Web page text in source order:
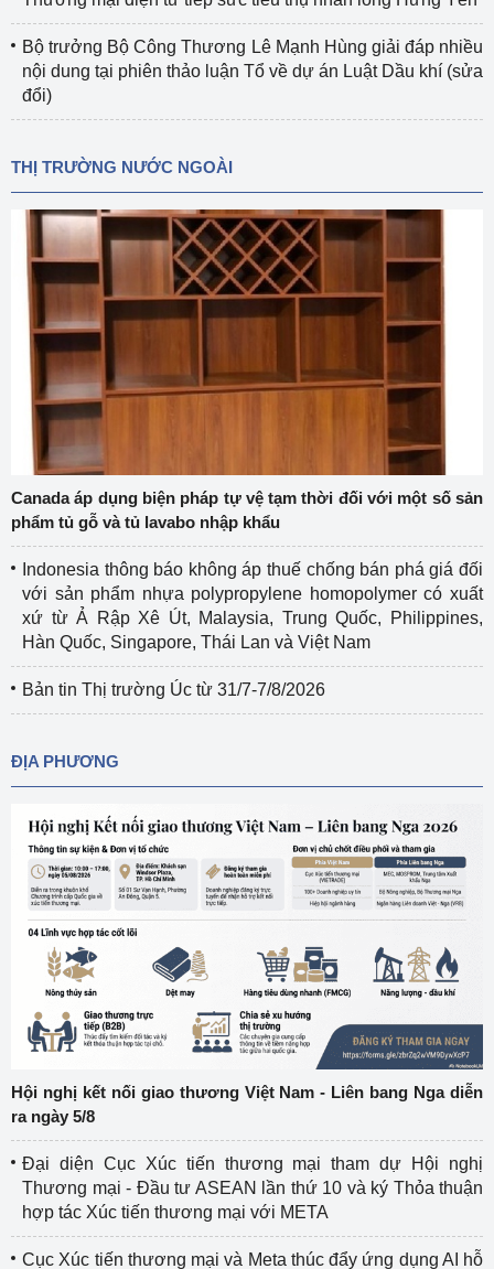
Bộ trưởng Bộ Công Thương Lê Mạnh Hùng giải đáp nhiều
nội dung tại phiên thảo luận Tổ về dự án Luật Dầu khí (sửa
đổi)
THỊ TRƯỜNG NƯỚC NGOÀI
Canada áp dụng biện pháp tự vệ tạm thời đối với một số sản
phẩm tủ gỗ và tủ lavabo nhập khẩu
Indonesia thông báo không áp thuế chống bán phá giá đối
với sản phẩm nhựa polypropylene homopolymer có xuất
xứ từ Ả Rập Xê Út, Malaysia, Trung Quốc, Philippines,
Hàn Quốc, Singapore, Thái Lan và Việt Nam
Bản tin Thị trường Úc từ 31/7-7/8/2026
ĐỊA PHƯƠNG
Hội nghị kết nối giao thương Việt Nam - Liên bang Nga diễn
ra ngày 5/8
Đại diện Cục Xúc tiến thương mại tham dự Hội nghị
Thương mại - Đầu tư ASEAN lần thứ 10 và ký Thỏa thuận
hợp tác Xúc tiến thương mại với META
Cục Xúc tiến thương mại và Meta thúc đẩy ứng dụng AI hỗ